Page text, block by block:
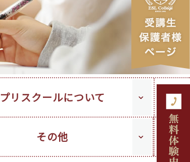
プリスクールについて
その他